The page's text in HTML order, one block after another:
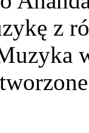
z